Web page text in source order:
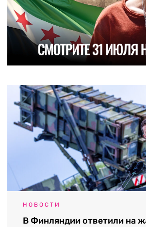
НОВОСТИ
В Финляндии ответили на